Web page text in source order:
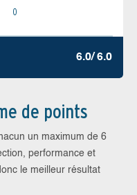
0
6.0/ 6.0
de points
un maximum de 6
performance et
le meilleur résultat